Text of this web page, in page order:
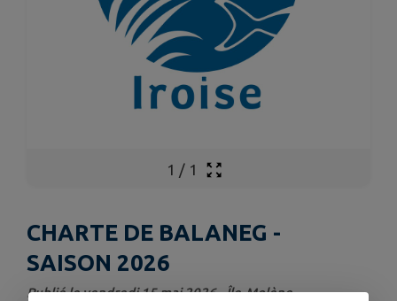
1 / 1
CHARTE DE BALANEG -
SAISON 2026
Publié le vendredi 15 mai 2026 - Île-Molène